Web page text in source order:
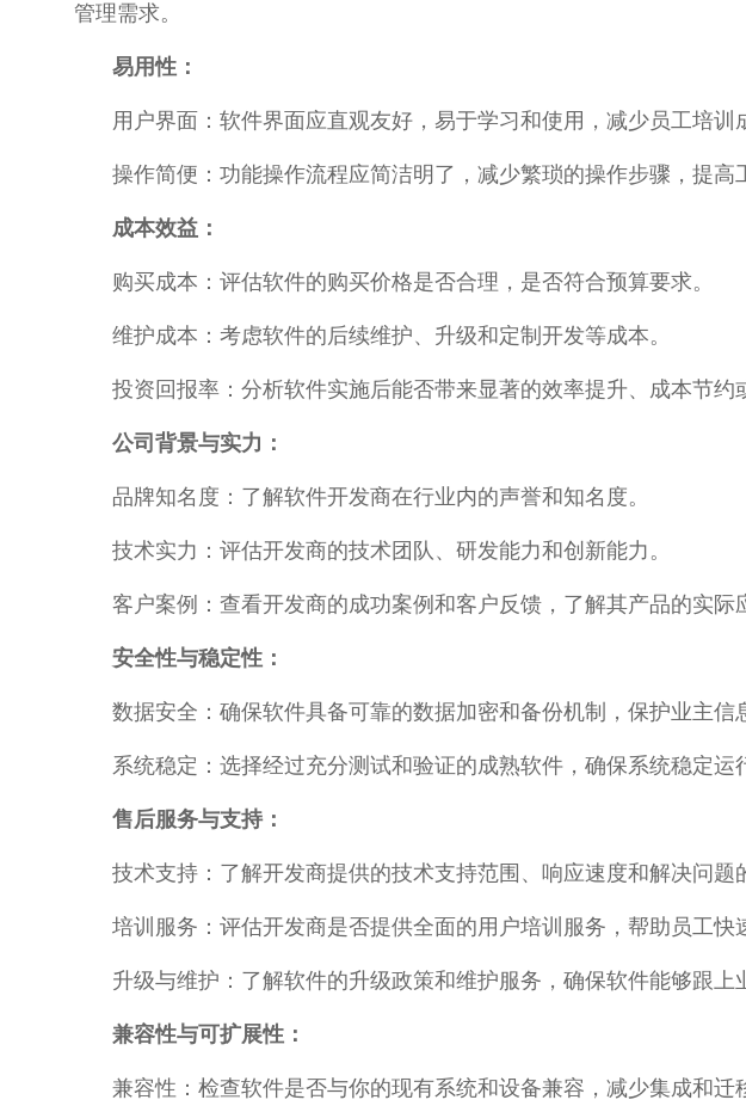
管理需求。
易用性：
用户界面：软件界面应直观友好，易于学习和使用，减少员工培训
操作简便：功能操作流程应简洁明了，减少繁琐的操作步骤，提高
成本效益：
购买成本：评估软件的购买价格是否合理，是否符合预算要求。
维护成本：考虑软件的后续维护、升级和定制开发等成本。
投资回报率：分析软件实施后能否带来显著的效率提升、成本节约
公司背景与实力：
品牌知名度：了解软件开发商在行业内的声誉和知名度。
技术实力：评估开发商的技术团队、研发能力和创新能力。
客户案例：查看开发商的成功案例和客户反馈，了解其产品的实际
安全性与稳定性：
数据安全：确保软件具备可靠的数据加密和备份机制，保护业主信
系统稳定：选择经过充分测试和验证的成熟软件，确保系统稳定运
售后服务与支持：
技术支持：了解开发商提供的技术支持范围、响应速度和解决问题
培训服务：评估开发商是否提供全面的用户培训服务，帮助员工快
升级与维护：了解软件的升级政策和维护服务，确保软件能够跟上
兼容性与可扩展性：
兼容性：检查软件是否与你的现有系统和设备兼容，减少集成和迁